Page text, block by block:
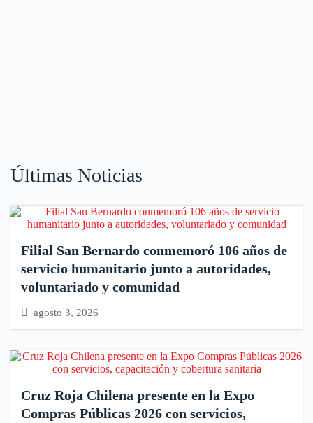
Últimas Noticias
Filial San Bernardo conmemoró 106 años de
servicio humanitario junto a autoridades,
voluntariado y comunidad
agosto 3, 2026
Cruz Roja Chilena presente en la Expo
Compras Públicas 2026 con servicios,